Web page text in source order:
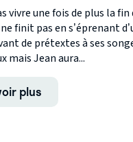
vivre une fois de plus la
finit pas en s’éprenant
de prétextes à ses
mais Jean aura...
plus